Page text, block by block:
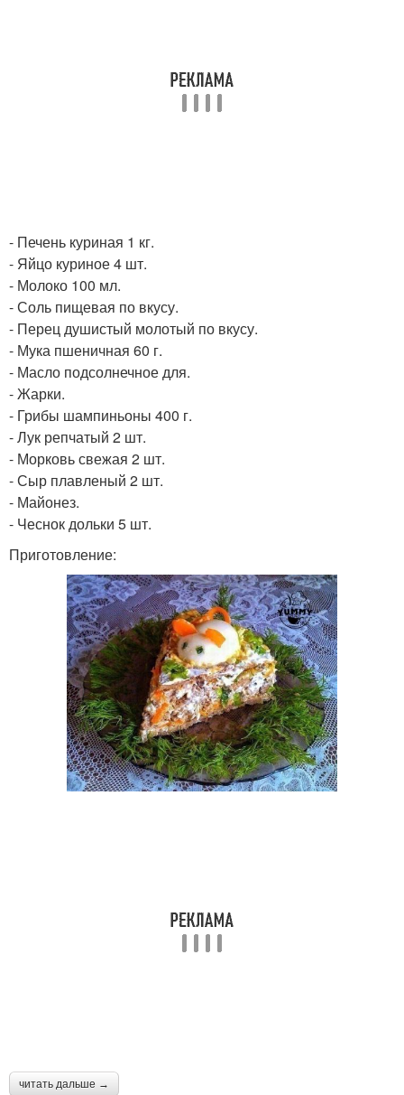
- Печень куриная 1 кг.
- Яйцо куриное 4 шт.
- Молоко 100 мл.
- Соль пищевая по вкусу.
- Перец душистый молотый по вкусу.
- Мука пшеничная 60 г.
- Масло подсолнечное для.
- Жарки.
- Грибы шампиньоны 400 г.
- Лук репчатый 2 шт.
- Морковь свежая 2 шт.
- Сыр плавленый 2 шт.
- Майонез.
- Чеснок дольки 5 шт.
Приготовление:
читать дальше →